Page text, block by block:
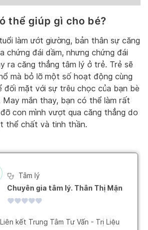
thể giúp gì cho bé?
làm ướt giường, bản thân sự căng
chứng đái dầm, nhưng chứng đái
ra căng thẳng tâm lý ở trẻ. Trẻ sẽ
mà bỏ lỡ một số hoạt động cùng
đối mặt với sự trêu chọc của bạn bè
mắn thay, bạn có thể làm rất
con mình vượt qua căng thẳng do
thể chất và tinh thần.